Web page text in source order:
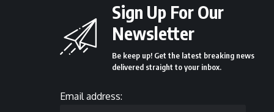
Sign Up For Our
Newsletter
Be keep up! Get the latest breaking news
delivered straight to your inbox.
Email address: